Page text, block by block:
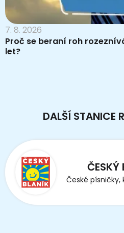
7. 8. 2026
Proč se beraní roh
let?
DALŠÍ STANICE
ČESKÝ
České